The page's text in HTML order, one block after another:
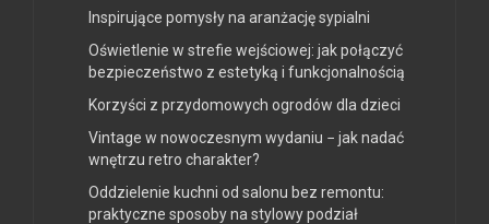
Inspirujące pomysły na aranżację sypialni
Oświetlenie w strefie wejściowej: jak połączyć
bezpieczeństwo z estetyką i funkcjonalnością
Korzyści z przydomowych ogrodów dla dzieci
Vintage w nowoczesnym wydaniu − jak nadać
wnętrzu retro charakter?
Oddzielenie kuchni od salonu bez remontu:
praktyczne sposoby na stylowy podział